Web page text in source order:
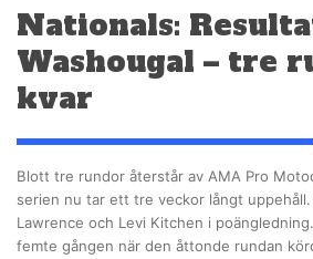
Nationals:
Washougal – tre
kvar
Blott tre rundor återstår av AMA Pro
serien nu tar ett tre veckor långt
Lawrence och Levi Kitchen i
femte gången när den åttonde rundan